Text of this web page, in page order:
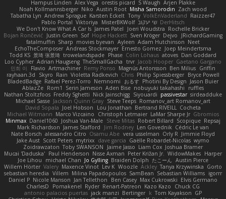
Hampus Linden Alex Vega orestis picard S Waugh Arjen Plakke
Noah Kollmannsberger Niko Austin Root Misha Samorodin Zach wood
Tabatha Lyn Andrew Sprague Karsten Eckelt Tony VolkEnVaderland Raizzer47
Pablo Portal Viktoriya MisterBKWolf שי יעקוב DerHitsch
We Don't Know What A Car Is James Patel Joeri Woudstra Rochelle Bricker
Bojan Rončević Justin Green Sof Hope Hackett Sven Kröger Dejvo
JRichardGaming
fatalmuffin Sharp movies byevan Ayleen Adam Hutchinson Neet
EchoTheComposer Andreas Stockmayer Ernesto Gomez Joep Meindertsma
Todd KS 景琦 张景琦 trowelandspade Phase Colin Lohaus atoves Dan Goddard
Loo Cypher Adrian Haugseng TheSmallGacha trvr Jacob Hooper Gaetano Gargano
민희 이
Flavio Artmachiner Remy Ponso Magnús Antonsson Ben Milius Griffin
rayhaan.3d
Skyro Rain Violetta Radkevich Chris Philip Spiessberger Bryce Powell
BladedBadge Rafael Perez-Torro Nemnomi おるす Photini By Design Jason Buier
AblazZe Rom1 Serin Jameson Aden Bise nobuyuki takahashi
ruffles
Nathan Stoltzfoos Freddy Sghetti Nick Jainschigg Siyouardi passivestar sirdeadduke
Michael Sasse Jackson Quinn Gray Steve Teeps Romanov_art Romanov_art
David Sopala Joel Hobson Lou Jonathan Bertrand RIVEILL Cocheta
Michael Witmann Marco Vizcaino Christoph Letmaier LaMar Sharpe Jr Gbromios
Minmax Daniel1060 Joshua Van-Male Steve Mitas Robert Billard Scopique Repsaj
Mark Richardson James Stafford Jim Rodney Len Govednik Cédric Le van
Nate Borsch alessandro Citro Osamu Abe vera usselman Orly R Jimmie Floyd
Jake Aust Scott Peters mytrixx dave garcia Gaëlle Robardet-Nicolas wymo
Zoidrawzaton Toby SWANSON Jaime Jasso Liam Cox Joshua Bramer
Mucai 'Daduska' Paul Henderson Nisse Axman Peter Križan Jr. WidowMakes Harper
Joe Lihou
michael Chan Jo Gylling Braiden Dolph たこーん Austin Pierce
Willem Hörter Valery Maxence Vinot Lev K Woozle Ackley Tanya Krzywinska Gorto
sebastian heredia Villem Milina Papadopoulos SamBean Sebastian Williams igorrr
Daniel P Nicole Manson Jan Tellethon Ben Casey Max Cukrowski Elvis Germano
CharlesD
Pomakenel Ryder Renart-Patreon Kazo Kazo
Chuck CG
antonio palacios puertas jack manzi Bertinger k Tom Kayakson GP